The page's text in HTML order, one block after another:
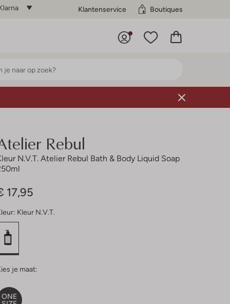
Klantenservice Boutiques
Rebul
N.v.t. Atelier Rebul Bath & Body Liquid Soap
17,95
Kleur N.v.t.
je maat:
ONE